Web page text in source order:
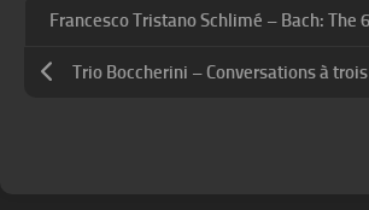
Trio Boccherini – Conversations à trois